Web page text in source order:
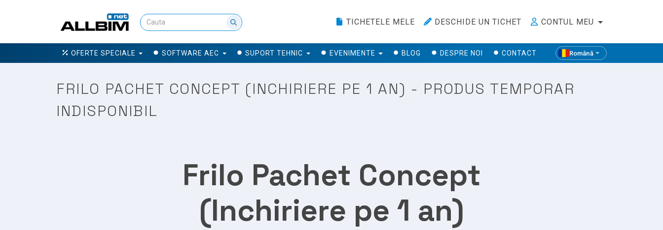
TICHETELE MELE DESCHIDE UN TICHET CONTUL MEU
OFERTE SPECIALE SOFTWARE AEC SUPORT TEHNIC EVENIMENTE BLOG DESPRE NOI CONTACT Română
FRILO PACHET CONCEPT (INCHIRIERE PE 1 AN) - PRODUS TEMPORAR
INDISPONIBIL
Frilo Pachet Concept
(Inchiriere pe 1 an)